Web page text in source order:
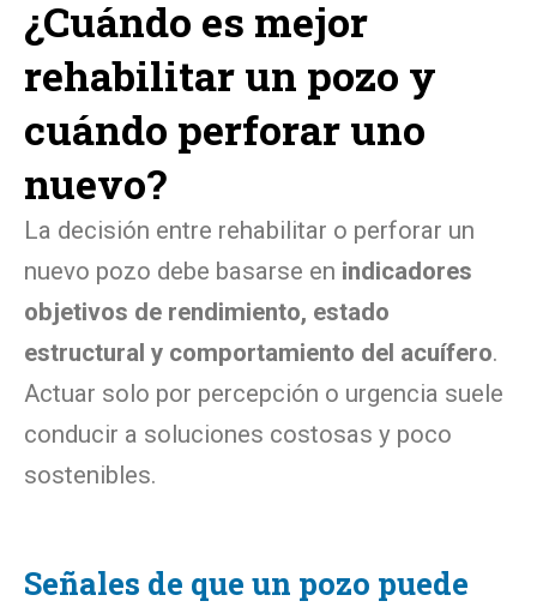
¿Cuándo es mejor
rehabilitar un pozo y
cuándo perforar uno
nuevo?
La decisión entre rehabilitar o perforar un
nuevo pozo debe basarse en indicadores
objetivos de rendimiento, estado
estructural y comportamiento del acuífero.
Actuar solo por percepción o urgencia suele
conducir a soluciones costosas y poco
sostenibles.
Señales de que un pozo puede